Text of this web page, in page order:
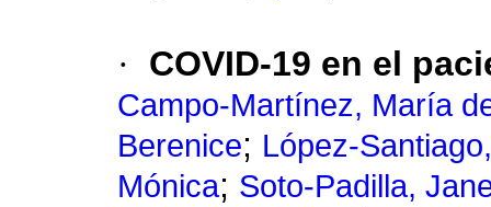
· COVID-19 en el
Campo-Martínez, María
Berenice; López-
Mónica; Soto-Padilla,